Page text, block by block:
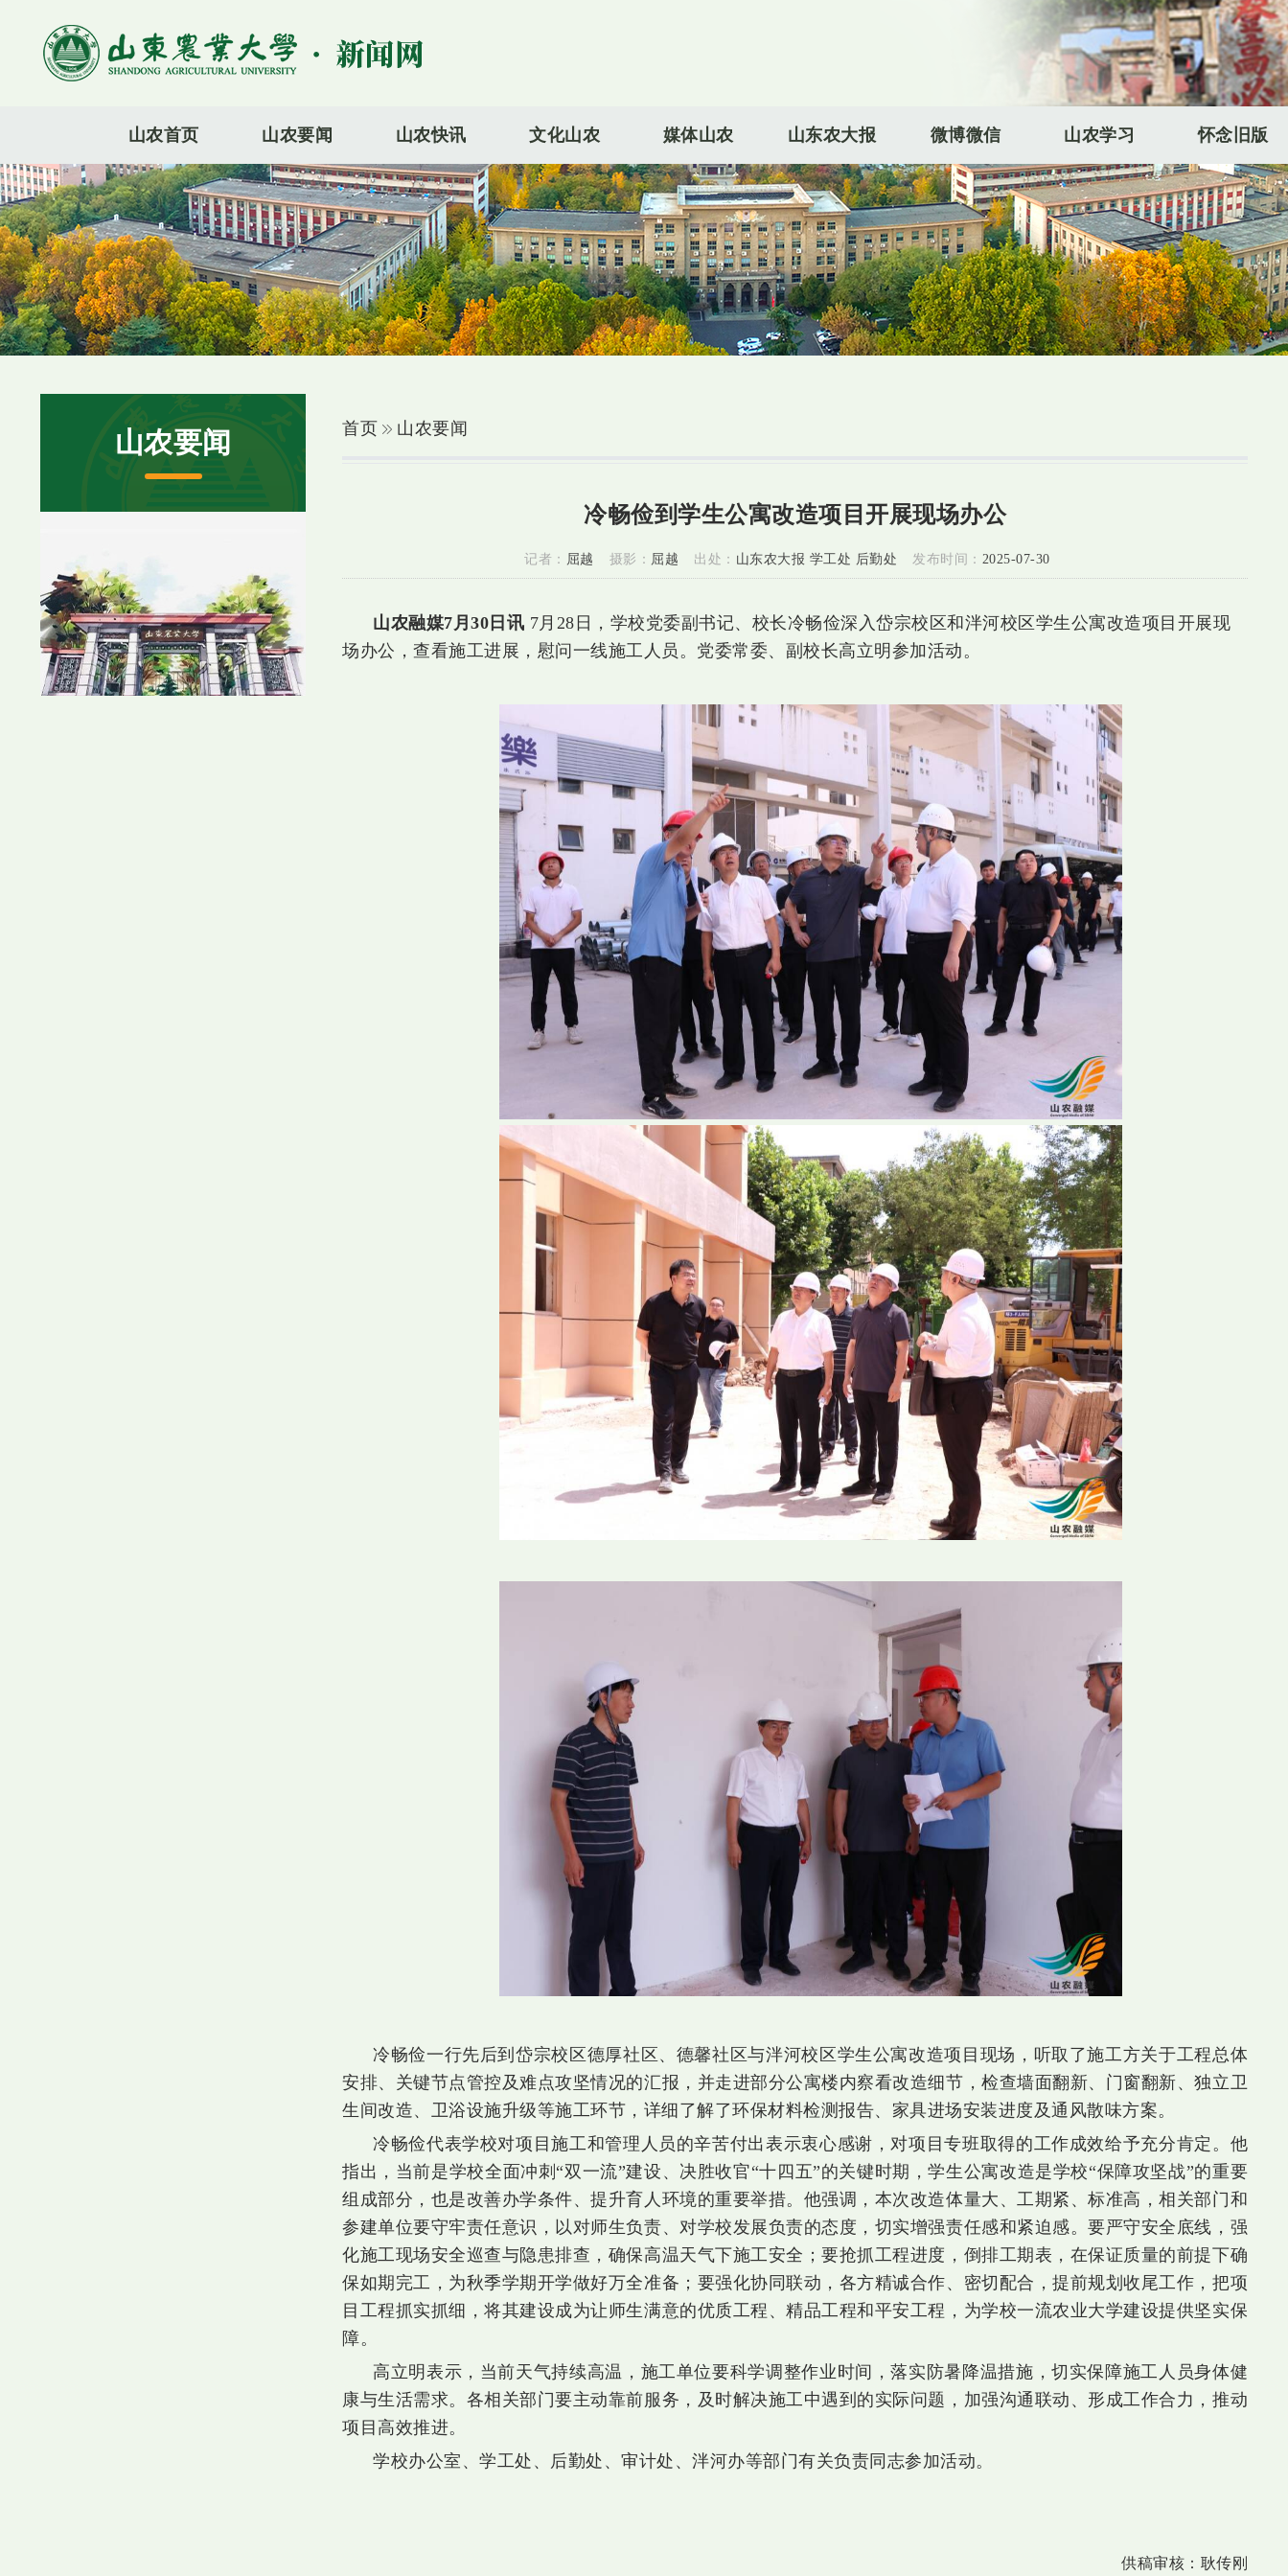
山农首页 山农要闻 山农快讯 文化山农 媒体山农 山东农大报 微博微信 山农学习 怀念旧版
山农要闻 首页 山农要闻
冷畅俭到学生公寓改造项目开展现场办公
记者： 屈越 摄影： 屈越 出处： 山东农大报 学工处 后勤处 发布时间： 2025-07-30
山农融媒7月30日讯 7月28日，学校党委副书记、校长冷畅俭深入岱宗校区和泮河校区学生公寓改造项目开展现
场办公，查看施工进展，慰问一线施工人员。党委常委、副校长高立明参加活动。
冷畅俭一行先后到岱宗校区德厚社区、德馨社区与泮河校区学生公寓改造项目现场，听取了施工方关于工程总体
安排、关键节点管控及难点攻坚情况的汇报，并走进部分公寓楼内察看改造细节，检查墙面翻新、门窗翻新、独立卫
生间改造、卫浴设施升级等施工环节，详细了解了环保材料检测报告、家具进场安装进度及通风散味方案。
冷畅俭代表学校对项目施工和管理人员的辛苦付出表示衷心感谢，对项目专班取得的工作成效给予充分肯定。他
指出，当前是学校全面冲刺“双一流”建设、决胜收官“十四五”的关键时期，学生公寓改造是学校“保障攻坚战”的重要
组成部分，也是改善办学条件、提升育人环境的重要举措。他强调，本次改造体量大、工期紧、标准高，相关部门和
参建单位要守牢责任意识，以对师生负责、对学校发展负责的态度，切实增强责任感和紧迫感。要严守安全底线，强
化施工现场安全巡查与隐患排查，确保高温天气下施工安全；要抢抓工程进度，倒排工期表，在保证质量的前提下确
保如期完工，为秋季学期开学做好万全准备；要强化协同联动，各方精诚合作、密切配合，提前规划收尾工作，把项
目工程抓实抓细，将其建设成为让师生满意的优质工程、精品工程和平安工程，为学校一流农业大学建设提供坚实保
障。
高立明表示，当前天气持续高温，施工单位要科学调整作业时间，落实防暑降温措施，切实保障施工人员身体健
康与生活需求。各相关部门要主动靠前服务，及时解决施工中遇到的实际问题，加强沟通联动、形成工作合力，推动
项目高效推进。
学校办公室、学工处、后勤处、审计处、泮河办等部门有关负责同志参加活动。
供稿审核： 耿传刚